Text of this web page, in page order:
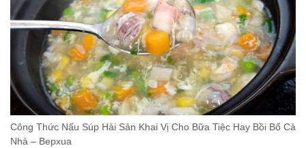
Công Thức Nấu Súp Hải Sản Khai Vị Cho Bữa Tiệc Hay Bồi Bổ Cả
Nhà – Bepxua